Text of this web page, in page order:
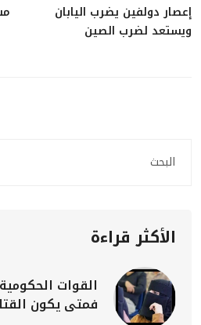
إعصار دولفين يضرب اليابان
ويستعد لضرب الصين
الأكثر قراءة
القوات
فمتى يكون